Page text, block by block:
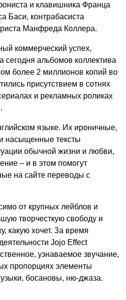
и клавишника Франца
Баси, контрабасиста
Манфреда Коллера.
коммерческий успех,
сегодня альбомов коллектива
более 2 миллионов копий во
присутствием в сотнях
и рекламных роликах
языке. Их ироничные,
насыщенные тексты
обычной жизни и любви,
– и в этом помогут
на сайте переводы с
от крупных лейблов и
творчесткую свободу и
какую хочет. За время
Jojo Effect
узнаваемое звучание,
пропорциях элементы
босановы, ню-джаза.